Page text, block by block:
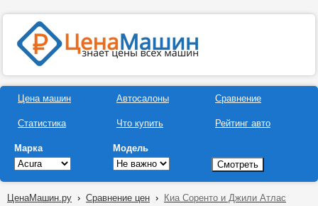
Цена машин
Статистика
Автосалоны
Что купить
Сравнение
Рейтинг авто
Марка Модель
ЦенаМашин.ру › Сравнение цен › Киа Соренто и Джили Атлас